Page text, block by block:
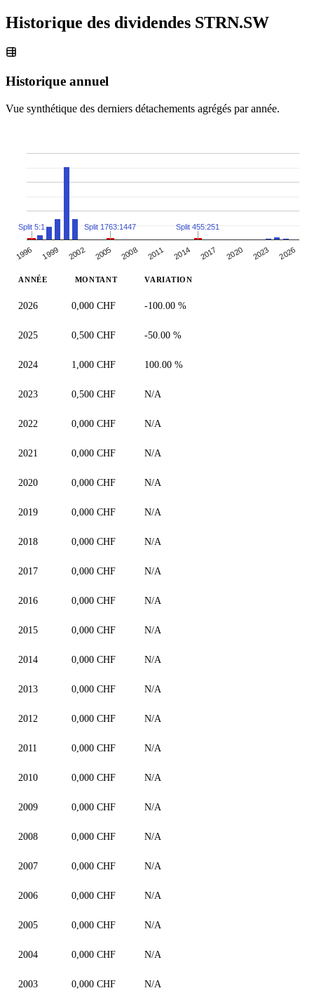
Historique des dividendes STRN.SW
Historique annuel
Vue synthétique des derniers détachements agrégés par année.
1996 1999 2002 2005 2008 2011 2014 2017 2020 2023 2026
Split 5:1 Split 1763:1447 Split 455:251
ANNÉE MONTANT VARIATION
2026 0,000 CHF -100.00 %
2025 0,500 CHF -50.00 %
2024 1,000 CHF 100.00 %
2023 0,500 CHF N/A
2022 0,000 CHF N/A
2021 0,000 CHF N/A
2020 0,000 CHF N/A
2019 0,000 CHF N/A
2018 0,000 CHF N/A
2017 0,000 CHF N/A
2016 0,000 CHF N/A
2015 0,000 CHF N/A
2014 0,000 CHF N/A
2013 0,000 CHF N/A
2012 0,000 CHF N/A
2011 0,000 CHF N/A
2010 0,000 CHF N/A
2009 0,000 CHF N/A
2008 0,000 CHF N/A
2007 0,000 CHF N/A
2006 0,000 CHF N/A
2005 0,000 CHF N/A
2004 0,000 CHF N/A
2003 0,000 CHF N/A